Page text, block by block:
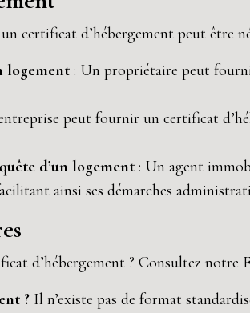
certificat d’hébergement peut être
logement : Un propriétaire peut
peut fournir un certificat
d’un logement : Un agent
ainsi ses démarches
d’hébergement ? Consultez notre
? Il n’existe pas de format